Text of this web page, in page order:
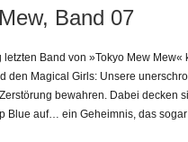
Band 07
letzten Band von »Tokyo Mew
den Magical Girls: Unsere
bewahren. Dabei decken
Blue auf… ein Geheimnis, das